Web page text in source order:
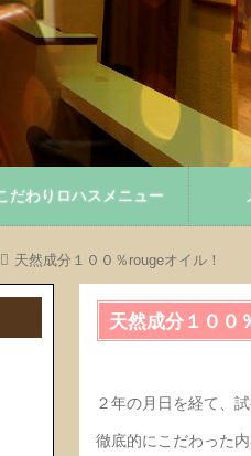
だわりロハスメニュー
天然成分１００％rougeオイル！
天然成分１００
２年の月日を経て、
徹底的にこだわった
ナ